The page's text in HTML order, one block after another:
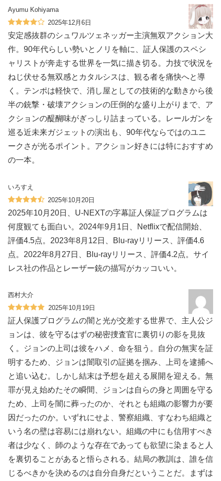
Ayumu Kohiyama
2025年12月6日
安定感抜群のシュワルツェネッガー主演無双アクション大
作。90年代らしい勢いとノリを軸に、証人保護のスペシ
ャリストが奔走する世界を一気に描き切る。力技で状況を
ねじ伏せる無双感とカタルシスは、観る者を痛快へと導
く。テンポは軽快で、消し屋としての技術的な動きから後
半の銃撃・破壊アクションの圧倒的な盛り上がりまで、ア
クションの醍醐味がぎっしり詰まっている。レールガンを
巡る近未来ガジェットの演出も、90年代ならではのユニ
ークさが光るポイント。アクション好きには特におすすめ
の一本。
いろすえ
2025年10月20日
2025年10月20日、U-NEXTの字幕証人保証プログラムは
何度観ても面白い。2024年9月1日、Netflixで配信開始、
評価4.5点。2023年8月12日、Blu-rayリリース、評価4.6
点。2022年8月27日、Blu-rayリリース、評価4.2点。サイ
レス社の作品とレーザー銃の描写がカッコいい。
西村大介
2025年10月19日
証人保護プログラムの闇と光が交差する世界で、主人公ジ
ョンは、彼を守るはずの秘密捜査官に裏切りの影を見抜
く。ジョンの上司は彼をハメ、命を狙う。自分の無実を証
明するため、ジョンは闇取引の証拠を掴み、上司を逮捕へ
と追い込む。しかし結末は予想を超える展開を迎える。無
罪が見え始めたその瞬間、ジョンは自らの身と周囲を守る
ため、上司を闇に葬ったのか、それとも組織の影響力が要
因だったのか。いずれにせよ、警察組織、すなわち組織と
いう名の壁は容易には崩れない。組織の中にも信用すべき
者は少なく、師のような存在であっても欲望に染まると人
を裏切ることがあると悟らされる。結局の教訓は、誰を信
じるべきかを決めるのは自分自身だということだ。まずは